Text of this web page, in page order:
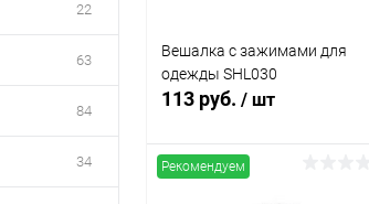
22
63
84
34
Вешалка с зажимами для
одежды SHL030
113 руб. / шт
Рекомендуем